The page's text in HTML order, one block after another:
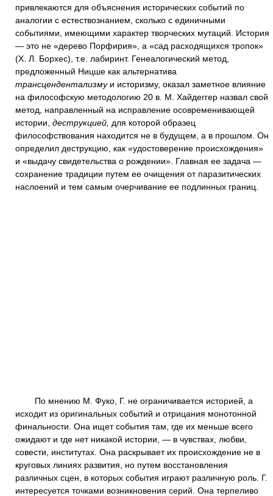
привлекаются для объяснения исторических событий по
аналогии с естествознанием, сколько с единичными
событиями, имеющими характер творческих мутаций. История
— это не «дерево Порфирия», а «сад расходящихся тропок»
(Х. Л. Борхес), т.е. лабиринт. Генеалогический метод,
предложенный Ницше как альтернатива
трансцендентализму и историзму, оказал заметное влияние
на философскую методологию 20 в. М. Хайдеггер назвал свой
метод, направленный на исправление осовременивающей
истории, деструкцией, для которой образец
философствования находится не в будущем, а в прошлом. Он
определил деструкцию, как «удостоверение происхождения»
и «выдачу свидетельства о рождении». Главная ее задача —
сохранение традиции путем ее очищения от паразитических
наслоений и тем самым очерчивание ее подлинных границ.
По мнению М. Фуко, Г. не ограничивается историей, а
исходит из оригинальных событий и отрицания монотонной
финальности. Она ищет события там, где их меньше всего
ожидают и где нет никакой истории, — в чувствах, любви,
совести, институтах. Она раскрывает их происхождение не в
круговых линиях развития, но путем восстановления
различных сцен, в которых события играют различную роль. Г.
интересуется точками возникновения серий. Она терпеливо